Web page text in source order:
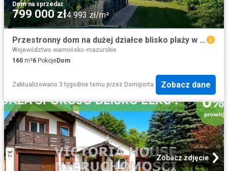
Dom·na sprzedaż
799 000 zł4 993 zł/m²
Przestronny dom na dużej działce blisko plaży w Prostkach zapraszam
Województwo warmińsko-mazurskie
160 m²6 PokojeDom
Zaktualizowano 3 tygodnie temu przez Domiporta Zobacz dane
Zobacz zdjęcie